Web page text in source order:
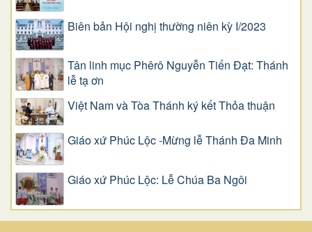
Biên bản Hội nghị thường niên kỳ I/2023
Tân linh mục Phêrô Nguyễn Tiến Đạt: Thánh
lễ tạ ơn
Việt Nam và Tòa Thánh ký kết Thỏa thuận
Giáo xứ Phúc Lộc -Mừng lễ Thánh Đa Minh
Giáo xứ Phúc Lộc: Lễ Chúa Ba Ngôi